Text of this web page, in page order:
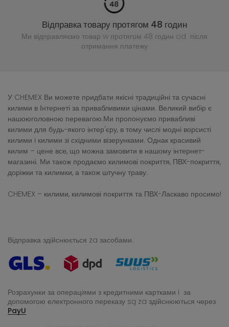
Відправка товару протягом 48 годин
Ми відправляємо товар w протягом 48 годин od після
отримання платежу
У CHEMEX Ви можете придбати якісні традиційні та сучасні
килими в Інтернеті за привабливими цінами. Великий вибір є
нашоюголовною перевагою.Ми пропонуємо привабливі
килими для будь-якого інтер'єру, в тому числі модні ворсисті
килими і килими зі східними візерунками. Однак красивий
килим – цене все, що можна замовити в нашому інтернет-
магазині. Ми також продаємо килимові покриття, ПВХ-покриття,
доріжки та килимки, а також штучну траву.
CHEMEX – килими, килимові покриття та ПВХ-Ласкаво просимо!
Відправка здійснюється za засобами:
Розрахунки за операціями з кредитними картками i за
допомогою електронного переказу są za здійснюються через
PayU